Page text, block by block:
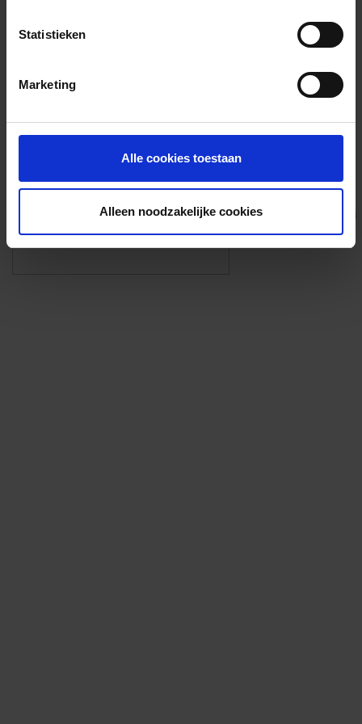
Statistieken
Marketing
Alle cookies toestaan
Alleen noodzakelijke cookies
Foto’s ({{photos.length}})
Eigen foto’s